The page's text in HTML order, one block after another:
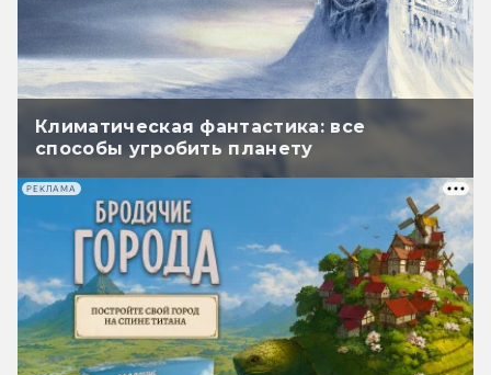
Климатическая фантастика: все
способы угробить планету
РЕКЛАМА